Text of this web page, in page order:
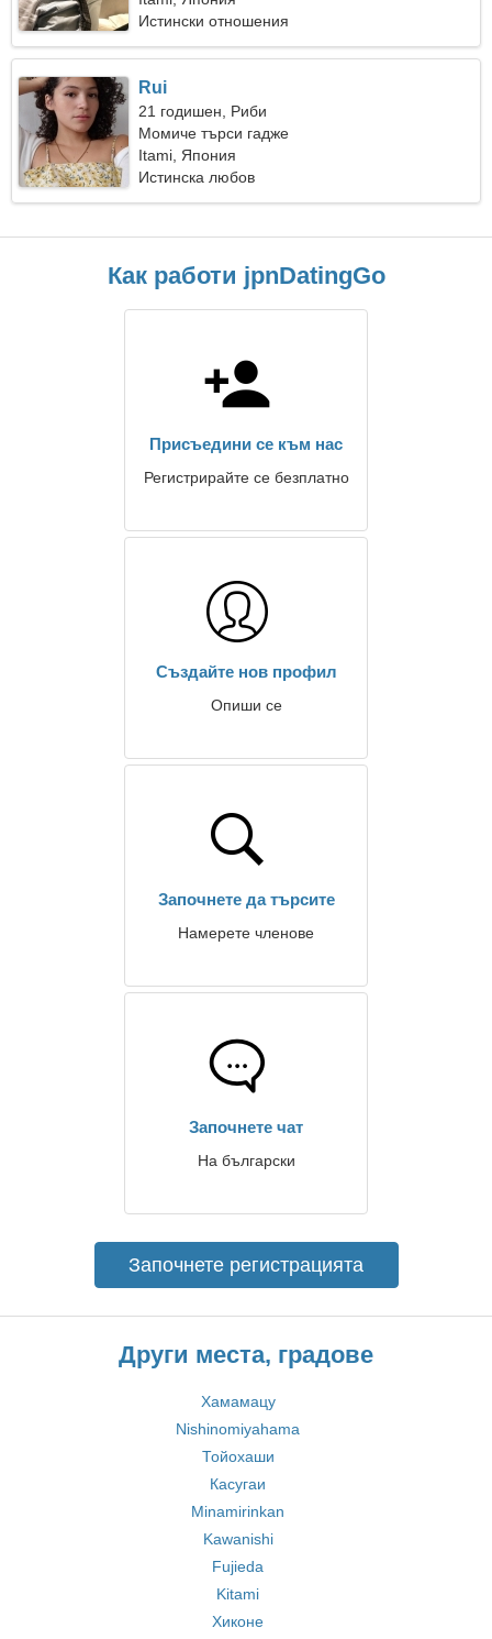
Истински отношения
Rui
21 годишен, Риби
Момиче търси гадже
Itami, Япония
Истинска любов
Как работи jpnDatingGo
Присъедини се към нас
Регистрирайте се безплатно
Създайте нов профил
Опиши се
Започнете да търсите
Намерете членове
Започнете чат
На български
Започнете регистрацията
Други места, градове
Хамамацу
Nishinomiyahama
Тойохаши
Касугаи
Minamirinkan
Kawanishi
Fujieda
Kitami
Хиконе